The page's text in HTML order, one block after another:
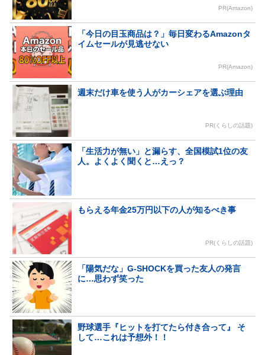
PR(Amazon)
「今日の目玉商品は？」毎日変わるAmazonタ
イムセールが見逃せない
PR(Amazon)
週末だけ車を使う人がカーシェアを選ぶ理由
PR(くらしの話題)
「生活力が無い」と漏らす、全国模試1位の友
人。よくよく聞くと…えっ？
もらえる年金25万円以下の人が知るべき事
PR(くらしの話題)
「陽気だな」G-SHOCKを買った友人の発言
に…思わず笑った
野球選手『ヒットを打てたら付き合って』 そ
して…これは予想外！！